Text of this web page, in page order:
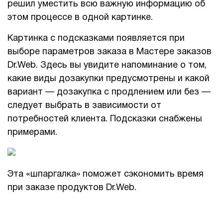
Сервисы для партнеров
решил уместить всю важную информацию об
этом процессе в одной картинке.
Картинка с подсказками появляется при
выборе параметров заказа в Мастере заказов
Dr.Web. Здесь вы увидите напоминание о том,
какие виды дозакупки предусмотрены и какой
вариант — дозакупка с продлением или без —
следует выбрать в зависимости от
потребностей клиента. Подсказки снабжены
примерами.
Эта «шпаргалка» поможет сэкономить время
при заказе продуктов Dr.Web.